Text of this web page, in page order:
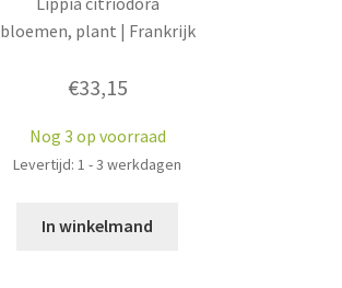
bloemen, plant | Frankrijk
€33,15
Nog 3 op voorraad
Levertijd: 1 - 3 werkdagen
In winkelmand